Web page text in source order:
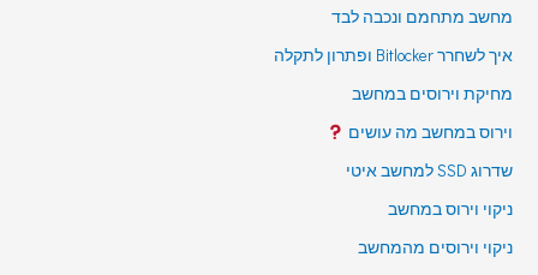
מחשב מתחמם ונכבה לבד
איך לשחרר Bitlocker ופתרון לתקלה
מחיקת וירוסים במחשב
וירוס במחשב מה עושים
שדרוג SSD למחשב איטי
ניקוי וירוס במחשב
ניקוי וירוסים מהמחשב